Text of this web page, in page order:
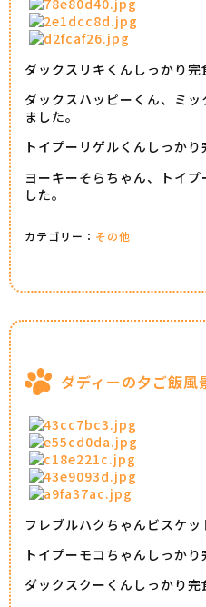
ダックスリキくんしっかり完
ダックスハッピーくん、ミ
ました。
トイプーリゲルくんしっかり
ヨーキーそらちゃん、トイ
した。
カテゴリー： その他
ダディーの夕ご飯風
フレブルハクちゃんビスケッ
トイプーモコちゃんしっかり
ダックスクーくんしっかり完